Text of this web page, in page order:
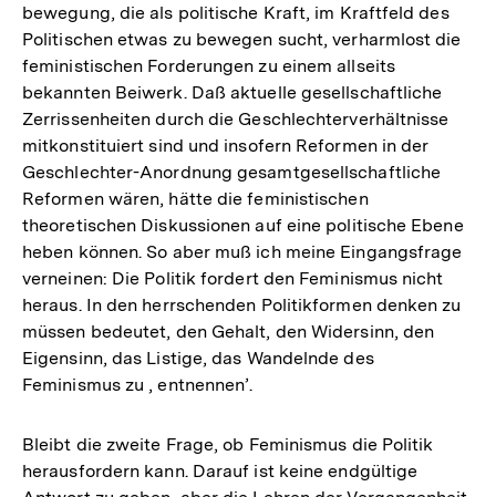
bewegung, die als politische Kraft, im Kraftfeld des
Politischen etwas zu bewegen sucht, verharmlost die
feministischen Forderungen zu einem allseits
bekannten Beiwerk. Daß aktuelle gesellschaftliche
Zerrissenheiten durch die Geschlechterverhältnisse
mitkonstituiert sind und insofern Reformen in der
Geschlechter-Anordnung gesamtgesellschaftliche
Reformen wären, hätte die feministischen
theoretischen Diskussionen auf eine politische Ebene
heben können. So aber muß ich meine Eingangsfrage
verneinen: Die Politik fordert den Feminismus nicht
heraus. In den herrschenden Politikformen denken zu
müssen bedeutet, den Gehalt, den Widersinn, den
Eigensinn, das Listige, das Wandelnde des
Feminismus zu , entnennen’.
Bleibt die zweite Frage, ob Feminismus die Politik
herausfordern kann. Darauf ist keine endgültige